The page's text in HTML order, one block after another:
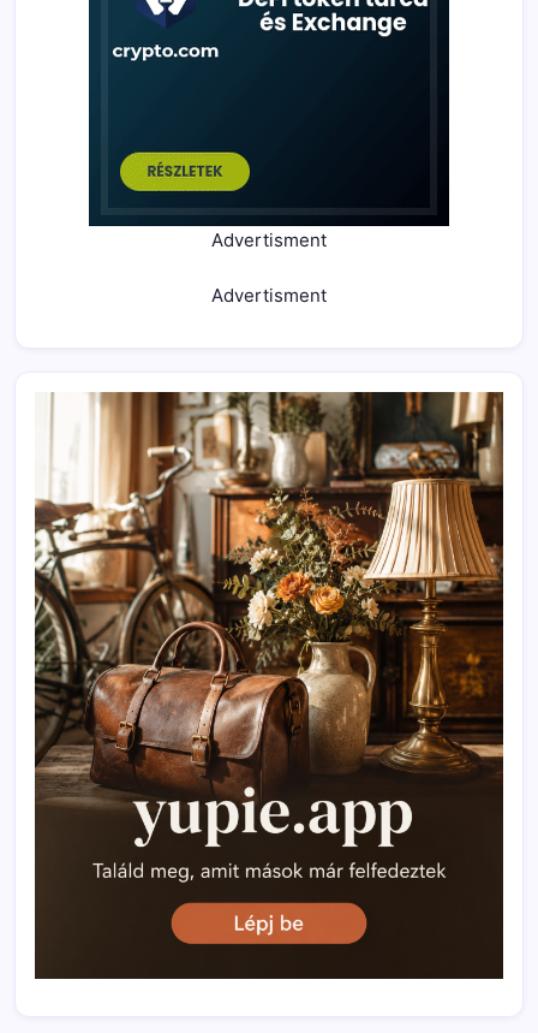
Advertisment
Advertisment